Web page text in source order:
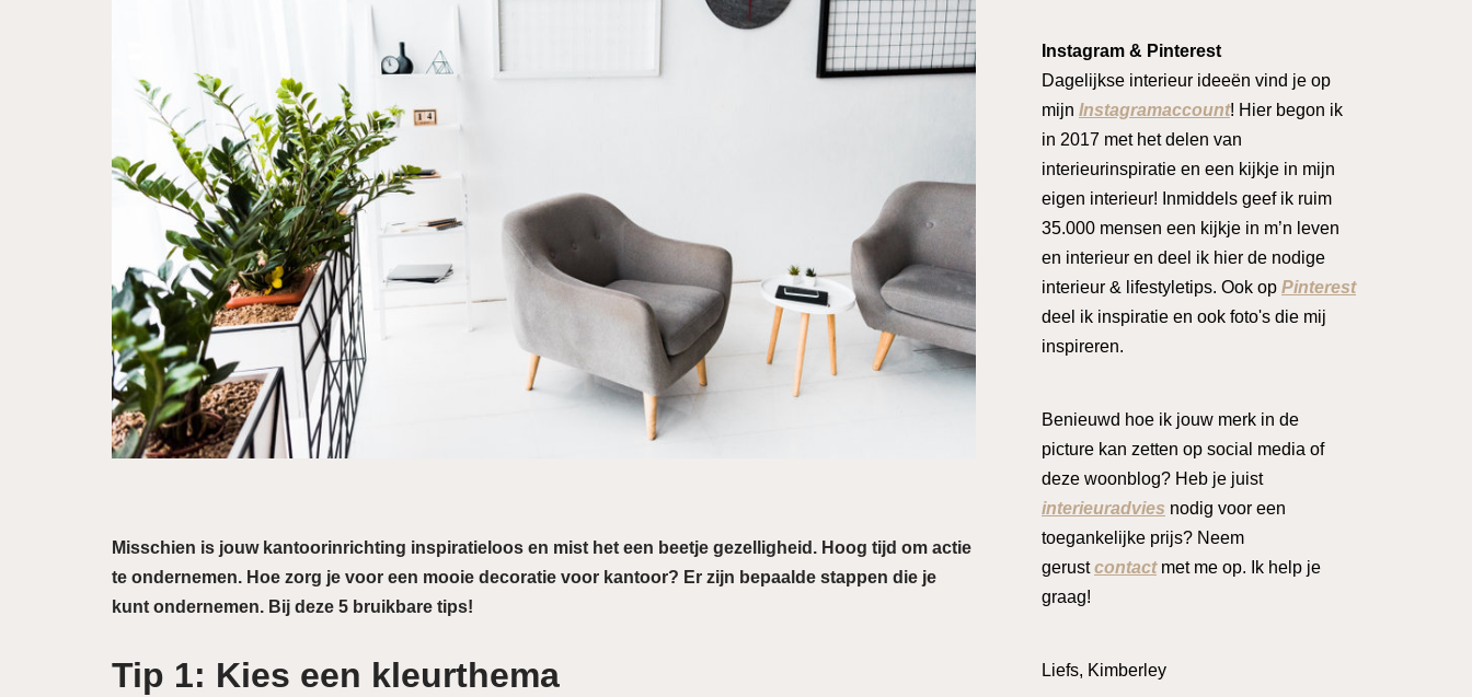
Misschien is jouw kantoorinrichting inspiratieloos en mist het een beetje gezelligheid. Hoog tijd om actie
te ondernemen. Hoe zorg je voor een mooie decoratie voor kantoor? Er zijn bepaalde stappen die je
kunt ondernemen. Bij deze 5 bruikbare tips!
Tip 1: Kies een kleurthema
Instagram & Pinterest
Dagelijkse interieur ideeën vind je op
mijn Instagramaccount! Hier begon ik
in 2017 met het delen van
interieurinspiratie en een kijkje in mijn
eigen interieur! Inmiddels geef ik ruim
35.000 mensen een kijkje in m’n leven
en interieur en deel ik hier de nodige
interieur & lifestyletips. Ook op Pinterest
deel ik inspiratie en ook foto's die mij
inspireren.
Benieuwd hoe ik jouw merk in de
picture kan zetten op social media of
deze woonblog? Heb je juist
interieuradvies nodig voor een
toegankelijke prijs? Neem
gerustcontactmet me op. Ik help je
graag!
Liefs, Kimberley